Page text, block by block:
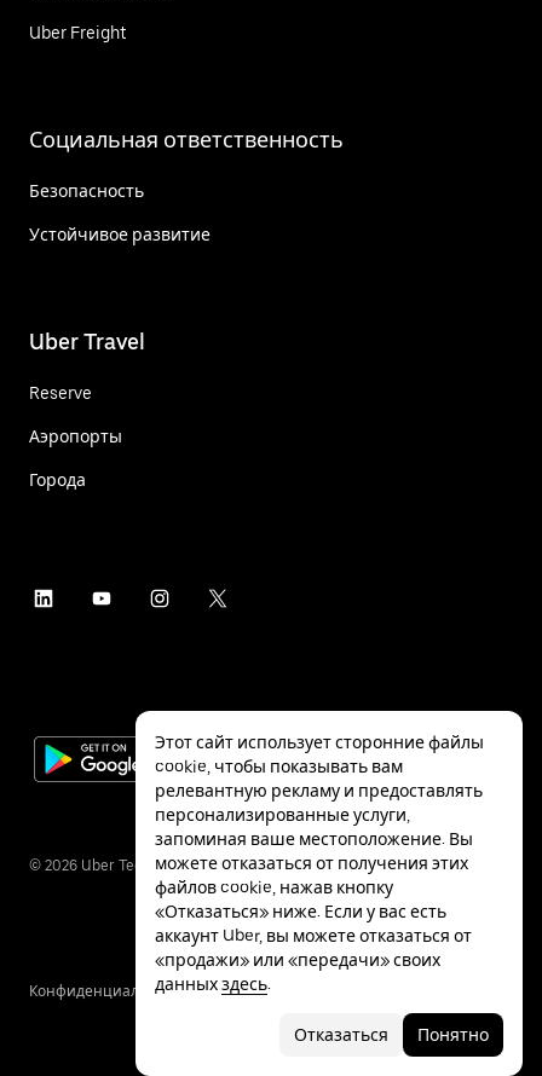
Uber Freight
Социальная ответственность
Безопасность
Устойчивое развитие
Uber Travel
Reserve
Аэропорты
Города
© 2026 Uber Technologies Inc.
КонфиденциальностьСпециальные
Этот сайт использует сторонние файлы
cookie, чтобы показывать вам
релевантную рекламу и предоставлять
персонализированные услуги,
запоминая ваше местоположение. Вы
можете отказаться от получения этих
файлов cookie, нажав кнопку
«Отказаться» ниже. Если у вас есть
аккаунт Uber, вы можете отказаться от
«продажи» или «передачи» своих
данныхздесь.
Отказаться Понятно